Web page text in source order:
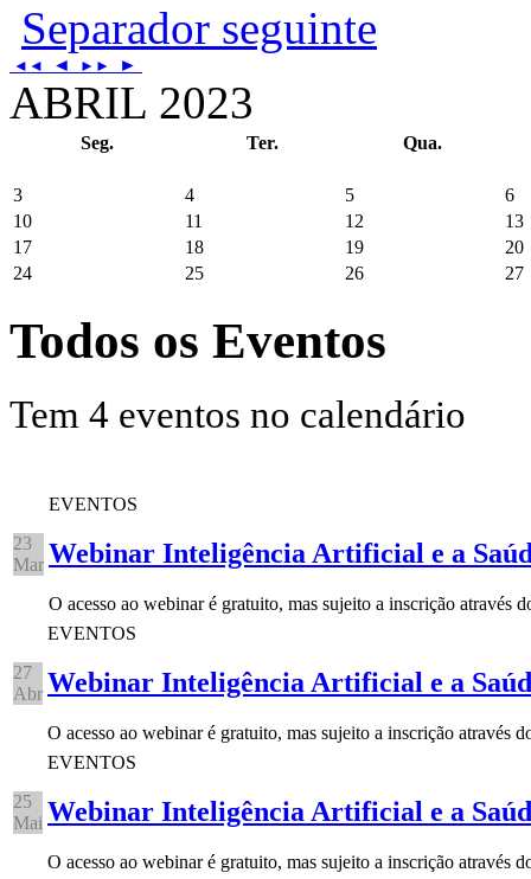
Separador seguinte
◄◄ ◄ ►► ►
ABRIL 2023
Seg. Ter. Qua.
3 4 5
6
10
11 12
13
17
18 19
20
24
25 26 27
Todos os Eventos
Tem 4 eventos no calendário
23
Mar
EVENTOS
Webinar Inteligência Artificial e a
O acesso ao webinar é gratuito, mas sujeito a inscrição através
27
Abr
EVENTOS
Webinar Inteligência Artificial e a
O acesso ao webinar é gratuito, mas sujeito a inscrição através
25
Mai
EVENTOS
Webinar Inteligência Artificial e a
O acesso ao webinar é gratuito, mas sujeito a inscrição através